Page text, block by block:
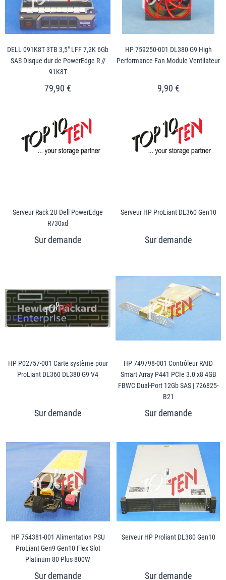
DELL 091K8T 3TB 3,5" LFF 7,2K 6Gb
SAS Disque dur de PowerEdge R //
91K8T
79,90 €
HP 759250-001 DL380 G9 High
Performance Fan Module Ventilateur
9,90 €
Serveur Rack 2U Dell PowerEdge
R730xd
Serveur HP ProLiant DL360 Gen10
HP P02757-001 Carte système pour
ProLiant DL360 DL380 G9 V4
HP 749798-001 Contrôleur RAID
Smart Array P441 PCIe 3.0 x8 4GB
FBWC Dual-Port 12Gb SAS | 726825-
B21
HP 754381-001 Alimentation PSU
ProLiant Gen9 Gen10 Flex Slot
Platinum 80 Plus 800W
Serveur HP Proliant DL380 Gen10